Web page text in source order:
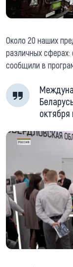
Около 20 наших
различных
сообщили в